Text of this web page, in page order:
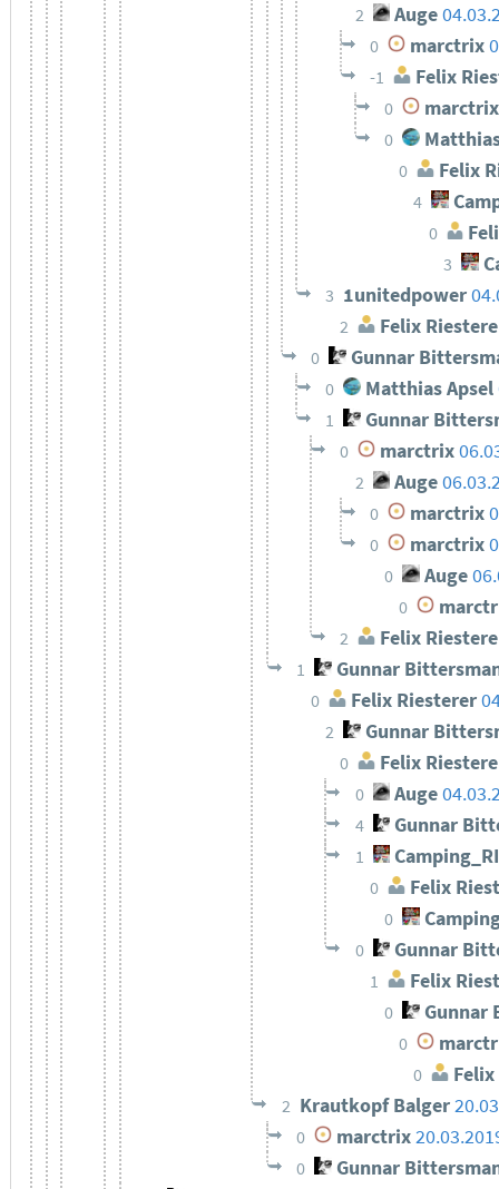
2 Auge
0 marctrix
-1 Felix
0 marctrix
0
0 Felix
4
0
3
3 1unitedpower
2 Felix
0 Gunnar
0 Matthias Apsel
1 Gunnar
0 marctrix
2 Auge
0 marctrix
0 marctrix
0 Auge
0
2 Felix
1 Gunnar
0 Felix Riesterer
2 Gunnar
0 Felix
0 Auge
4 Gunnar
1
0 Felix
0
0 Gunnar
1 Felix
0 Gunnar
0
0
2 Krautkopf Balger
0 marctrix
0 Gunnar